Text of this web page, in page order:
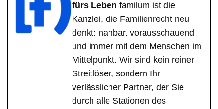
fürs Leben familum ist die
Kanzlei, die Familienrecht neu
denkt: nahbar, vorausschauend
und immer mit dem Menschen im
Mittelpunkt. Wir sind kein reiner
Streitlöser, sondern Ihr
verlässlicher Partner, der Sie
durch alle Stationen des